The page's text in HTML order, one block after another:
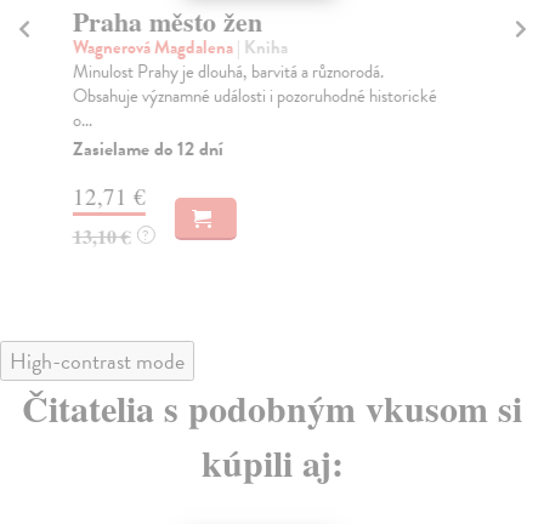
Praha město žen
Wagnerová Magdalena| Kniha
Minulost Prahy je dlouhá, barvitá a různorodá.
Obsahuje významné události i pozoruhodné historické
o...
Zasielame do 12 dní
12,71 €
13,10 € ?
High-contrast mode
Čitatelia s podobným vkusom si
kúpili aj: